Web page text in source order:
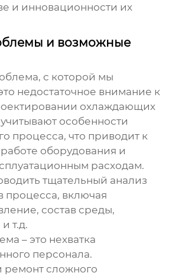
и инновационности их
и возможные
с которой мы
недостаточное внимание к
охлаждающих
особенности
процесса, что приводит к
оборудования и
расходам.
тщательный анализ
процесса, включая
состав среды,
т.д.
– это нехватка
персонала.
сложного